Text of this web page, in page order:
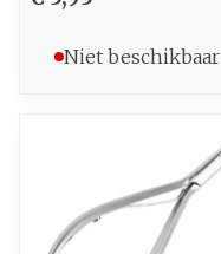
Niet beschikbaar